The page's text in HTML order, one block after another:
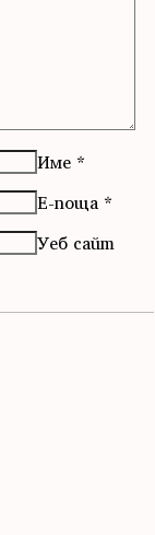
Име *
Е-поща *
Уеб сайт